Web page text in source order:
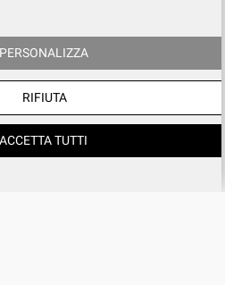
PERSONALIZZA
RIFIUTA
ACCETTA TUTTI